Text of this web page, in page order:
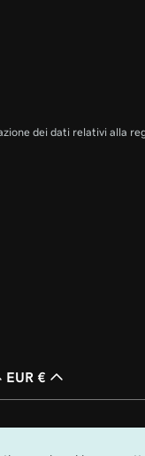
dei dati relativi alla
EUR €
Tutti i diritti riservati.